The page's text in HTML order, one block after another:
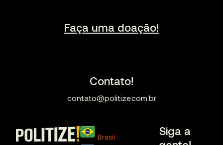
Faça uma doação!
Contato!
contato@politize.com.br
Brasil
Siga a